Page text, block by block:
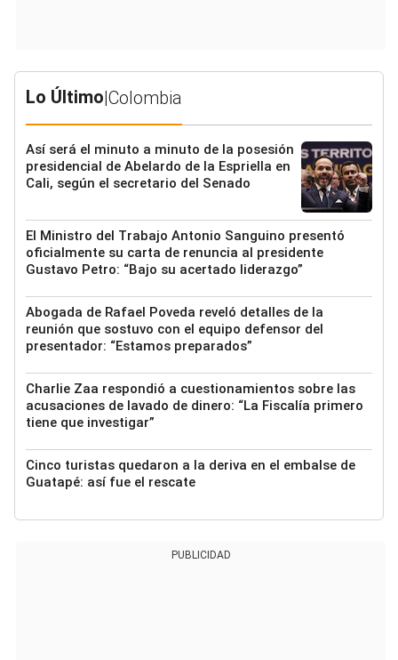
Lo Último|Colombia
Así será el minuto a minuto de la posesión
presidencial de Abelardo de la Espriella en
Cali, según el secretario del Senado
El Ministro del Trabajo Antonio Sanguino presentó
oficialmente su carta de renuncia al presidente
Gustavo Petro: “Bajo su acertado liderazgo”
Abogada de Rafael Poveda reveló detalles de la
reunión que sostuvo con el equipo defensor del
presentador: “Estamos preparados”
Charlie Zaa respondió a cuestionamientos sobre las
acusaciones de lavado de dinero: “La Fiscalía primero
tiene que investigar”
Cinco turistas quedaron a la deriva en el embalse de
Guatapé: así fue el rescate
PUBLICIDAD